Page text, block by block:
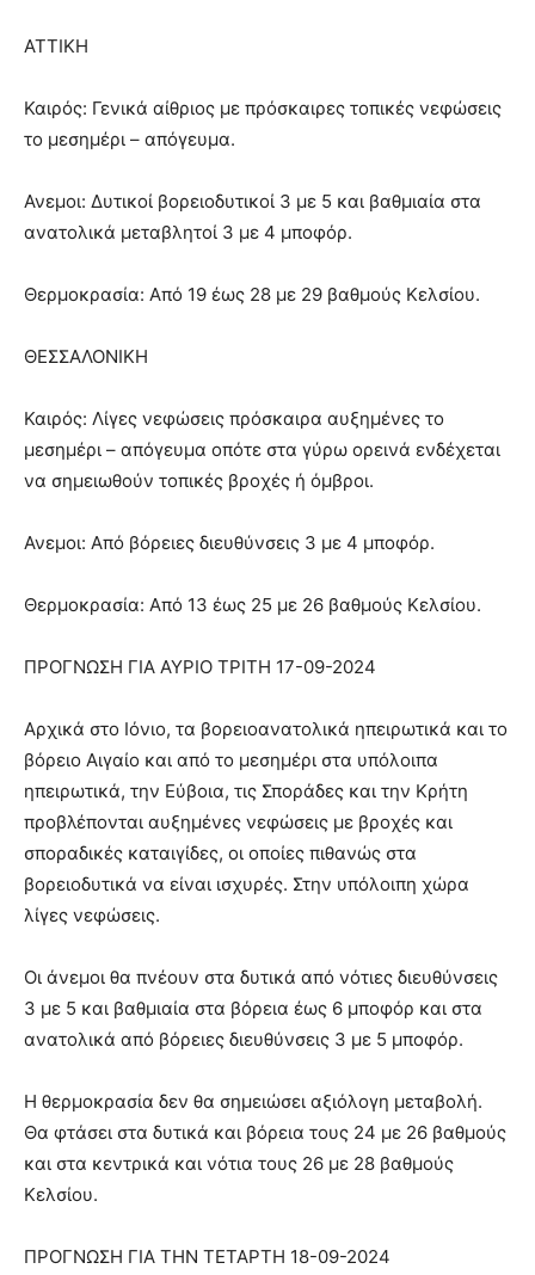
ΑΤΤΙΚΗ
Καιρός: Γενικά αίθριος με πρόσκαιρες τοπικές νεφώσεις
το μεσημέρι – απόγευμα.
Ανεμοι: Δυτικοί βορειοδυτικοί 3 με 5 και βαθμιαία στα
ανατολικά μεταβλητοί 3 με 4 μποφόρ.
Θερμοκρασία: Από 19 έως 28 με 29 βαθμούς Κελσίου.
ΘΕΣΣΑΛΟΝΙΚΗ
Καιρός: Λίγες νεφώσεις πρόσκαιρα αυξημένες το
μεσημέρι – απόγευμα οπότε στα γύρω ορεινά ενδέχεται
να σημειωθούν τοπικές βροχές ή όμβροι.
Ανεμοι: Από βόρειες διευθύνσεις 3 με 4 μποφόρ.
Θερμοκρασία: Από 13 έως 25 με 26 βαθμούς Κελσίου.
ΠΡΟΓΝΩΣΗ ΓΙΑ ΑΥΡΙΟ ΤΡΙΤΗ 17-09-2024
Αρχικά στο Ιόνιο, τα βορειοανατολικά ηπειρωτικά και το
βόρειο Αιγαίο και από το μεσημέρι στα υπόλοιπα
ηπειρωτικά, την Εύβοια, τις Σποράδες και την Κρήτη
προβλέπονται αυξημένες νεφώσεις με βροχές και
σποραδικές καταιγίδες, οι οποίες πιθανώς στα
βορειοδυτικά να είναι ισχυρές. Στην υπόλοιπη χώρα
λίγες νεφώσεις.
Οι άνεμοι θα πνέουν στα δυτικά από νότιες διευθύνσεις
3 με 5 και βαθμιαία στα βόρεια έως 6 μποφόρ και στα
ανατολικά από βόρειες διευθύνσεις 3 με 5 μποφόρ.
Η θερμοκρασία δεν θα σημειώσει αξιόλογη μεταβολή.
Θα φτάσει στα δυτικά και βόρεια τους 24 με 26 βαθμούς
και στα κεντρικά και νότια τους 26 με 28 βαθμούς
Κελσίου.
ΠΡΟΓΝΩΣΗ ΓΙΑ ΤΗΝ ΤΕΤΑΡΤΗ 18-09-2024